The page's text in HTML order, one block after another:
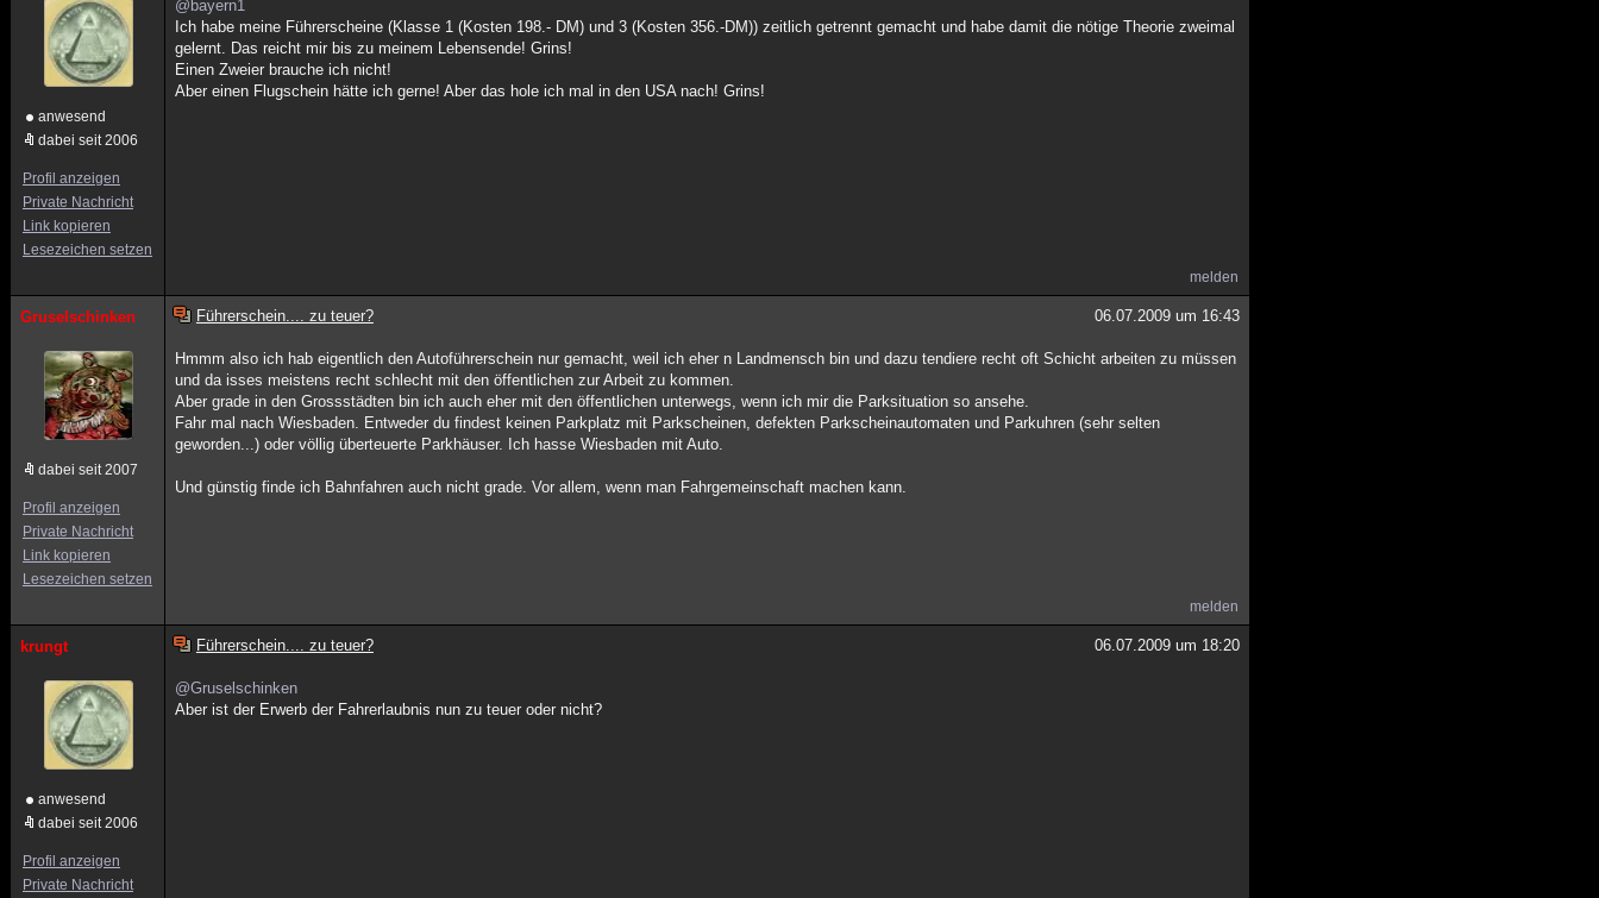
anwesend
dabei seit 2006
Profil anzeigen
Private Nachricht
Link kopieren
Lesezeichen setzen
@bayern1
Ich habe meine Führerscheine (Klasse 1 (Kosten 198.- DM) und 3 (Kosten 356.-DM)) zeitlich getrennt gemacht und habe damit die nötige Theorie zweimal
gelernt. Das reicht mir bis zu meinem Lebensende! Grins!
Einen Zweier brauche ich nicht!
Aber einen Flugschein hätte ich gerne! Aber das hole ich mal in den USA nach! Grins!
melden
Gruselschinken
dabei seit 2007
Profil anzeigen
Private Nachricht
Link kopieren
Lesezeichen setzen
Führerschein.... zu teuer? 06.07.2009 um 16:43
Hmmm also ich hab eigentlich den Autoführerschein nur gemacht, weil ich eher n Landmensch bin und dazu tendiere recht oft Schicht arbeiten zu müssen
und da isses meistens recht schlecht mit den öffentlichen zur Arbeit zu kommen.
Aber grade in den Grossstädten bin ich auch eher mit den öffentlichen unterwegs, wenn ich mir die Parksituation so ansehe.
Fahr mal nach Wiesbaden. Entweder du findest keinen Parkplatz mit Parkscheinen, defekten Parkscheinautomaten und Parkuhren (sehr selten
geworden...) oder völlig überteuerte Parkhäuser. Ich hasse Wiesbaden mit Auto.
Und günstig finde ich Bahnfahren auch nicht grade. Vor allem, wenn man Fahrgemeinschaft machen kann.
melden
krungt
anwesend
dabei seit 2006
Profil anzeigen
Private Nachricht
Führerschein.... zu teuer? 06.07.2009 um 18:20
@Gruselschinken
Aber ist der Erwerb der Fahrerlaubnis nun zu teuer oder nicht?